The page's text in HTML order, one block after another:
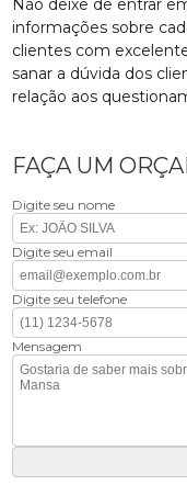
Não deixe de entrar
informações sobre
clientes com
sanar a dúvida dos
relação aos
FAÇA UM
Digite seu nome
Digite seu email
Digite seu telefone
Mensagem